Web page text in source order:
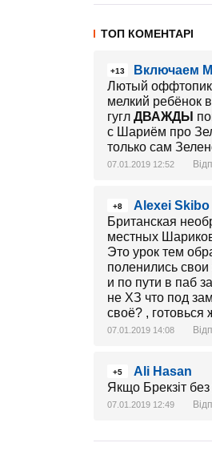
ТОП КОМЕНТАРІ
+13
Включаем
Лютый оффтопик,
мелкий ребёнок
гугл ДВАЖДЫ
с Шариём про
только сам
07.01.2019 12:52
+8
Alexei Skibo
Британская
местных
Это урок тем
поленились
и по пути в паб
не ХЗ что под
своё? ,
07.01.2019 14:08
+5
Ali Hasan
Якщо Брекзіт
07.01.2019 12:49